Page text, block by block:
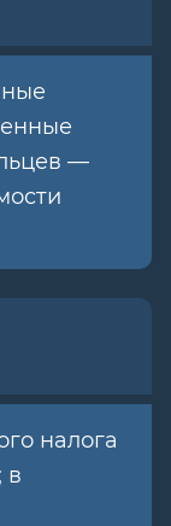
—
налога
в